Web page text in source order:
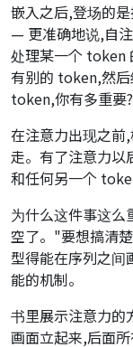
嵌入之后,登场的
— 更准确地说,自
处理某一个 token
有别的 token,然
token,你有多重要
在注意力出现之前
走。有了注意力
和任何另一个
为什么这件事这
空了。"要想搞清
型得能在序列之间
能的机制。
书里展示注意力的
画面立起来,后面